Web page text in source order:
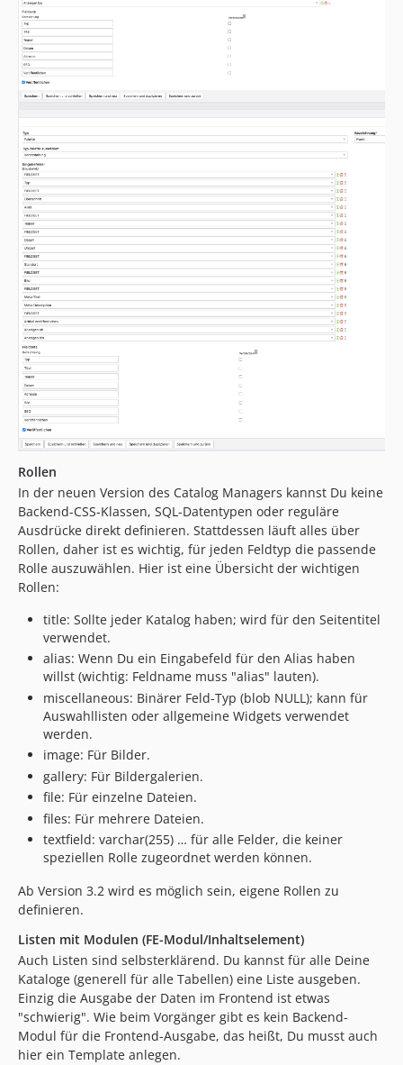
Rollen
In der neuen Version des Catalog Managers kannst Du keine
Backend-CSS-Klassen, SQL-Datentypen oder reguläre
Ausdrücke direkt definieren. Stattdessen läuft alles über
Rollen, daher ist es wichtig, für jeden Feldtyp die passende
Rolle auszuwählen. Hier ist eine Übersicht der wichtigen
Rollen:
title: Sollte jeder Katalog haben; wird für den Seitentitel
verwendet.
alias: Wenn Du ein Eingabefeld für den Alias haben
willst (wichtig: Feldname muss "alias" lauten).
miscellaneous: Binärer Feld-Typ (blob NULL); kann für
Auswahllisten oder allgemeine Widgets verwendet
werden.
image: Für Bilder.
gallery: Für Bildergalerien.
file: Für einzelne Dateien.
files: Für mehrere Dateien.
textfield: varchar(255) … für alle Felder, die keiner
speziellen Rolle zugeordnet werden können.
Ab Version 3.2 wird es möglich sein, eigene Rollen zu
definieren.
Listen mit Modulen (FE-Modul/Inhaltselement)
Auch Listen sind selbsterklärend. Du kannst für alle Deine
Kataloge (generell für alle Tabellen) eine Liste ausgeben.
Einzig die Ausgabe der Daten im Frontend ist etwas
"schwierig". Wie beim Vorgänger gibt es kein Backend-
Modul für die Frontend-Ausgabe, das heißt, Du musst auch
hier ein Template anlegen.